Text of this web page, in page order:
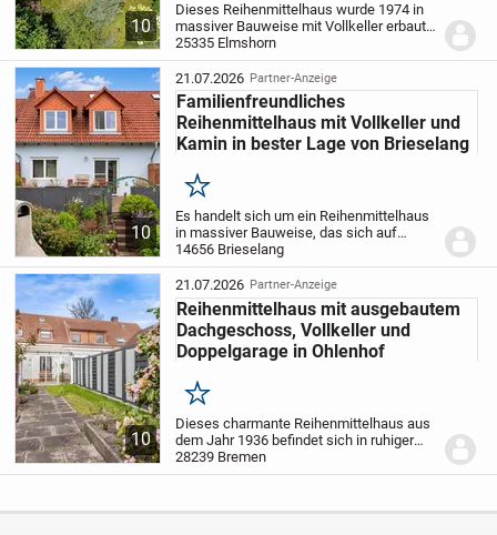
10
Dieses Reihenmittelhaus wurde 1974 in
massiver Bauweise mit Vollkeller erbaut
und befindet sich in einem
modernisierungsbedürftigen Zustand. Zur
Ausstattung gehört im Erdgeschoss ein
Windfang, ein...
25335 Elmshorn
10
21.07.2026 Partner-Anzeige
Familienfreundliches
Reihenmittelhaus mit Vollkeller und
Kamin in bester Lage von Brieselang
Merken
Es handelt sich um ein Reihenmittelhaus
in massiver Bauweise, das sich auf
Vollkeller, Erdgeschoss, Dachgeschoss
sowie einen ausgebauten und beheizten
Spitzboden verteilt. Die durchdachte
Grundrissges...
14656 Brieselang
10
21.07.2026 Partner-Anzeige
Reihenmittelhaus mit ausgebautem
Dachgeschoss, Vollkeller und
Doppelgarage in Ohlenhof
Merken
Dieses charmante Reihenmittelhaus aus
dem Jahr 1936 befindet sich in ruhiger
und liebenswerter Lage im beliebten
Stadtteil Bremen-Gröpelingen. Die
28239 Bremen